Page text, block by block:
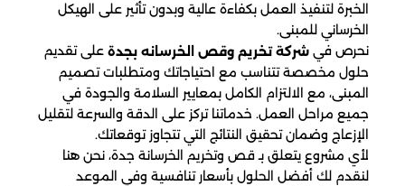
الخبرة لتنفيذ العمل بكفاءة عالية وبدون تأثير على الهيكل
الخرساني للمبنى.
نحرص في شركة تخريم وقص الخرسانه بجدة على تقديم
حلول مخصصة تتناسب مع احتياجاتك ومتطلبات تصميم
المبنى، مع الالتزام الكامل بمعايير السلامة والجودة في
جميع مراحل العمل. خدماتنا تركز على الدقة والسرعة لتقليل
الإزعاج وضمان تحقيق النتائج التي تتجاوز توقعاتك.
لأي مشروع يتعلق بـ قص وتخريم الخرسانة جدة، نحن هنا
لنقدم لك أفضل الحلول بأسعار تنافسية وفي الموعد